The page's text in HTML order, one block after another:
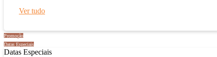
Ver tudo
Promoção
Datas Especiais
Datas Especiais